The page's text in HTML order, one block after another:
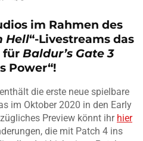
im Rahmen des
Hell“-Livestreams das
für Baldur’s Gate 3
Power“!
die erste neue spielbare
im Oktober 2020 in den Early
Preview könnt ihr hier
die mit Patch 4 ins